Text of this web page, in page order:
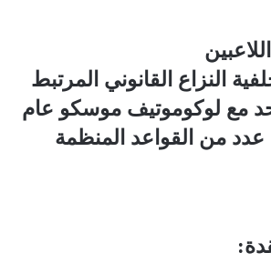
النزاع القانوني المرتبط
مع لوكوموتيف موسكو عام
عدد من القواعد المنظمة